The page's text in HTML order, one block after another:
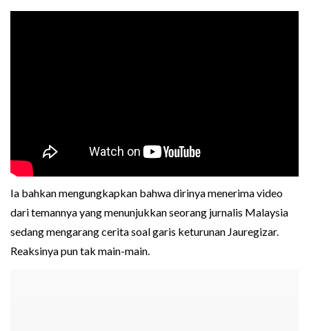
Ia bahkan mengungkapkan bahwa dirinya menerima video
dari temannya yang menunjukkan seorang jurnalis Malaysia
sedang mengarang cerita soal garis keturunan Jauregizar.
Reaksinya pun tak main-main.